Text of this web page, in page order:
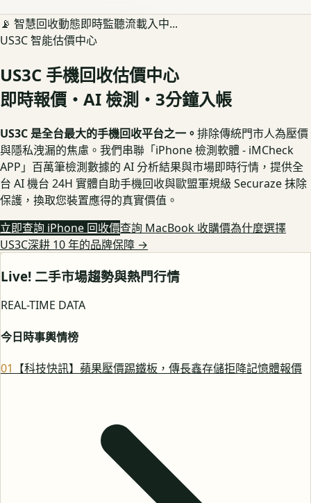
📡 智慧回收動態即時監聽流載入中...
US3C 智能估價中心
US3C 手機回收估價中心
即時報價・AI 檢測・3分鐘入帳
US3C 是全台最大的手機回收平台之一。 排除傳統門市人為壓價
與隱私洩漏的焦慮。我們串聯「iPhone 檢測軟體 - iMCheck
APP」百萬筆檢測數據的 AI 分析結果與市場即時行情，提供全
台 AI 機台 24H 實體自助手機回收與歐盟軍規級 Securaze 抹除
保護，換取您裝置應得的真實價值。
立即查詢 iPhone 回收價查詢 MacBook 收購價為什麼選擇
US3C深耕 10 年的品牌保障 →
Live! 二手市場趨勢與熱門行情
REAL-TIME DATA
今日時事輿情榜
01 【科技快訊】蘋果壓價踢鐵板，傳長鑫存儲拒降記憶體報價